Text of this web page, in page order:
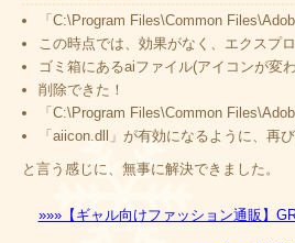
「C:\Program Files\Common
この時点では、効果がなく、エクスプ
ゴミ箱にあるaiファイル(アイコンが変
削除できた！
「C:\Program Files\Common
「aiicon.dll」が有効になるように、再び
と言う感じに、無事に解決できました。
»»»【ギャル向けファッション通販】